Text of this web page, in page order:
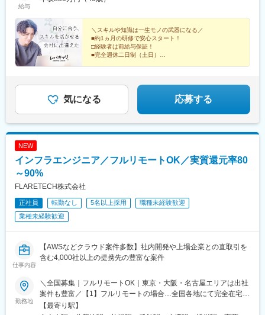
本線)、明石駅、神戸駅(兵庫県)、宝塚駅、伊丹駅(阪急線)、芦屋駅
市駅、岡山駅、津山駅、広島駅、福山駅、呉駅、西条駅(広島県)、
尾道駅、下関駅、山口駅(山口県)、宇部駅、鳥取駅、米子駅、境港
駅、松江駅、出雲市駅、高知駅、古津賀駅、ＪＲ松山駅前駅、今
治駅、宇和島駅、高松駅(香川県)、丸亀駅、徳島駅、阿南駅、鳴門
駅、久留米駅、小倉駅(福岡県)、大牟田駅、筑紫駅、天神駅、大分
鹿児島駅、熊本駅、佐賀駅、長崎駅(長崎県)、佐世保駅、那覇空港
駅(鉄道)、秋葉原駅、高田馬場駅、綾瀬駅、豊田駅、溝の口駅、な
んば駅(地下鉄)、心斎橋駅、天王寺駅、金山駅(愛知県)、伏見駅(愛
知県)、博多駅、中洲川端駅、山科駅、久喜駅、本八幡駅(総武
線)、大宮駅(埼玉県)、下北駅、西梅田駅、さっぽろ駅、函館駅前
駅、工機前駅、佐貫駅、宇都宮駅東口駅、今市駅、中央前橋駅、
西桐生駅、北朝霞駅、池ノ上駅、蓮沼駅、西葛西駅、牛田駅(東京
都)、板橋区役所前駅、京王八王子駅、北品川駅、赤羽岩淵駅、新
宿駅(東京メトロ)、東池袋駅、不動前駅、住吉駅(東京都)、布田
駅、稲荷町駅(東京都)、立川北駅、三越前駅、二重橋前駅、桜街道
駅、京成船橋駅、京成千葉駅、北習志野駅、野田市駅、京成成田
駅、仲ノ町駅、逸見駅、新高島駅、京急川崎駅、北茅ケ崎駅、和
駅、福井駅、新浜松駅、新静岡駅、新豊橋駅、近鉄名古屋駅、尾
張一宮駅、名鉄岐阜駅、名電各務原駅、新可児駅、ＪＲ河内永和
駅、西宮駅、山陽明石駅、ハーバーランド駅、宝塚南口駅、新伊
丹駅、芦屋川駅、上栄町駅、新八日市駅、倉敷駅、岡山駅前駅、
電鉄出雲市駅、高知駅前駅、宮田町駅、高松築港駅、眉山ロープ
駅、亀戸駅、テレコムセンター駅、六本木駅、田町駅(東京都)、白
金高輪駅、高輪ゲートウェイ駅、神谷町駅、外苑前駅、国立駅、
南新宿駅、初台駅、千駄ケ谷駅、曙橋駅、国立競技場駅、四谷三
丁目駅、西荻窪駅、富士見ケ丘駅、荻窪駅、神保町駅、淡路町
駅、秋葉原駅、市ケ谷駅、九段下駅、上野御徒町駅、昭和島駅、
駅、日本橋駅(東京都)、築地市場駅、水天宮前駅、新富町駅(東京
都)、天王洲アイル駅、勝どき駅、京橋駅(東京都)、新中野駅、豊
田駅、京王八王子駅、目黒駅、武蔵五日市駅、西台駅、本蓮沼
駅、東武練馬駅、新横浜駅、横浜駅、桜木町駅、二俣新町駅、松
戸新田駅、松飛台駅、スポーツセンター駅、みつわ台駅、蘇我
駅、海浜幕張駅、誉田駅、前原駅、船橋日大前駅、柏駅、柏の葉
キャンパス駅、新千葉駅、京成稲毛駅、新八柱駅、大宮駅(埼玉
県)、南浦和駅、さいたま新都心駅、北浦和駅、浦和駅、和光市
駅、川口元郷駅、西川口駅、東川口駅、朝霞駅、東宮原駅、新越
谷駅、川越駅、蕨駅、志木駅、所沢駅、草加駅、上尾駅、大阪難
駅、平林駅(大阪府)、中ふ頭駅、ポートタウン東駅、トレードセン
ター前駅、西大橋駅、肥後橋駅、阿波座駅、北浜駅(大阪府)、なん
駅、大阪ビジネスパーク駅、心斎橋駅、松屋町駅、堺筋本町駅、
門真南駅、横堤駅、矢田駅(大阪府)、東部市場前駅、今川駅(大阪
府)、出戸駅、中津駅(大阪府・阪急線)、なにわ橋駅、天満駅、中
津駅(地下鉄)、中崎町駅、扇町駅(大阪府)、西梅田駅、大阪梅田駅
給与
＼スキルや知識は一生モノの武器になる／
■約1ヵ月の研修で安心スタート！
□経験者は前給与保証！
■完全週休二日制（土日）
気になる 応募する
NEW
インフラエンジニア／フルリモートOK／実質還元率80
～90%
FLARETECH株式会社
正社員 転勤なし 5名以上採用
職種未経験歓迎
業種未経験歓迎
仕事内容
【AWSなどクラウド案件多数】社内開発や上場企業との直取引を
含む4,000社以上の提携先の豊富な案件
勤務地
＼全国募集｜フルリモートOK｜東京・大阪・名古屋エリアは出社
案件も豊富／【1】フルリモートの場合…全国各地にて完全在宅勤
務が可能！強制的な出社日もありません。【2】出社の場合…本
【最寄り駅】